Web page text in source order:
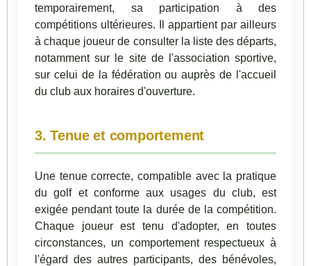
temporairement, sa participation à des
compétitions ultérieures. Il appartient par ailleurs
à chaque joueur de consulter la liste des départs,
notamment sur le site de l'association sportive,
sur celui de la fédération ou auprès de l'accueil
du club aux horaires d'ouverture.
3. Tenue et comportement
Une tenue correcte, compatible avec la pratique
du golf et conforme aux usages du club, est
exigée pendant toute la durée de la compétition.
Chaque joueur est tenu d'adopter, en toutes
circonstances, un comportement respectueux à
l'égard des autres participants, des bénévoles,